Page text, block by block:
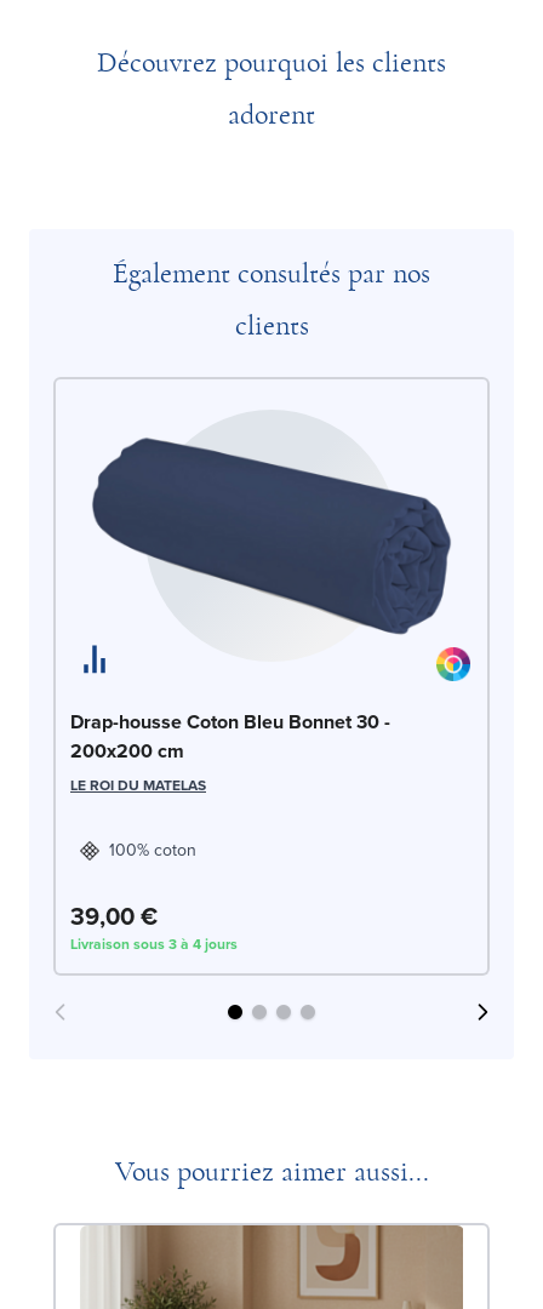
Découvrez pourquoi les clients
adorent
Également consultés par nos
clients
Drap-housse Coton Bleu Bonnet 30 -
200x200 cm
LE ROI DU MATELAS
100% coton
39,00 €
Livraison sous 3 à 4 jours
Vous pourriez aimer aussi...